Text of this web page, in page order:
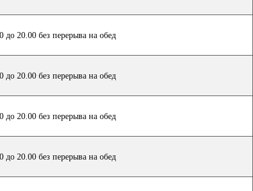
до 20.00 без перерыва на обед
до 20.00 без перерыва на обед
до 20.00 без перерыва на обед
до 20.00 без перерыва на обед